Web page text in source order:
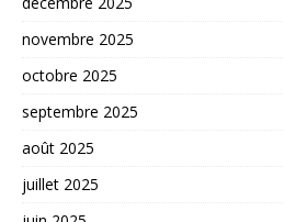
novembre 2025
octobre 2025
septembre 2025
août 2025
juillet 2025